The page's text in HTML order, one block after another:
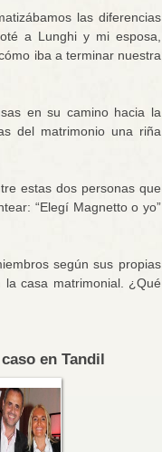
las diferencias
a Lunghi y mi esposa,
iba a terminar nuestra
en su camino hacia la
del matrimonio una riña
estas dos personas que
“Elegí Magnetto o yo”
según sus propias
casa matrimonial. ¿Qué
en Tandil